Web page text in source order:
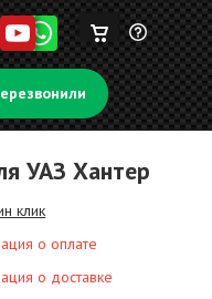
Задать
вопрос
Корзина
пуста
УАЗ Хантер
клик
о оплате
о доставке